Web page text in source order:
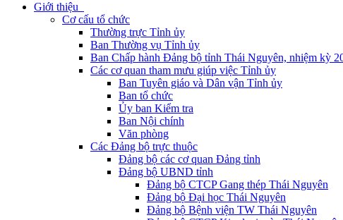
Giới thiệu
Cơ cấu tổ chức
Thường trực Tỉnh ủy
Ban Thường vụ Tỉnh ủy
Ban Chấp hành Đảng bộ tỉnh Thái Nguyên, nhiệm kỳ
Các cơ quan tham mưu giúp việc Tỉnh ủy
Ban Tuyên giáo và Dân vận Tỉnh ủy
Ban tổ chức
Ủy ban Kiểm tra
Ban Nội chính
Văn phòng
Các Đảng bộ trực thuộc
Đảng bộ các cơ quan Đảng tỉnh
Đảng bộ UBND tỉnh
Đảng bộ CTCP Gang thép Thái Nguyên
Đảng bộ Đại học Thái Nguyên
Đảng bộ Bệnh viện TW Thái Nguyên